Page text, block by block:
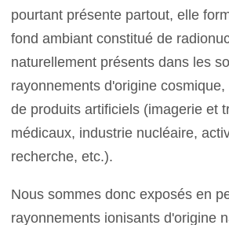
pourtant présente partout, elle
fond ambiant constitué de
naturellement présents dans les
rayonnements d'origine
de produits artificiels (imagerie et
médicaux, industrie nucléaire,
recherche, etc.).
Nous sommes donc exposés en
rayonnements ionisants d'origine